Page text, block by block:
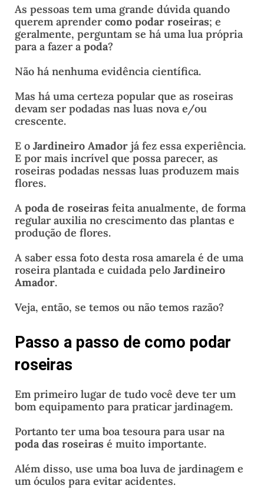
As pessoas tem uma grande dúvida quando
querem aprender como podar roseiras; e
geralmente, perguntam se há uma lua própria
para a fazer a poda?
Não há nenhuma evidência científica.
Mas há uma certeza popular que as roseiras
devam ser podadas nas luas nova e/ou
crescente.
E o Jardineiro Amador já fez essa experiência.
E por mais incrível que possa parecer, as
roseiras podadas nessas luas produzem mais
flores.
A poda de roseiras feita anualmente, de forma
regular auxilia no crescimento das plantas e
produção de flores.
A saber essa foto desta rosa amarela é de uma
roseira plantada e cuidada pelo Jardineiro
Amador.
Veja, então, se temos ou não temos razão?
Passo a passo de como podar
roseiras
Em primeiro lugar de tudo você deve ter um
bom equipamento para praticar jardinagem.
Portanto ter uma boa tesoura para usar na
poda das roseiras é muito importante.
Além disso, use uma boa luva de jardinagem e
um óculos para evitar acidentes.